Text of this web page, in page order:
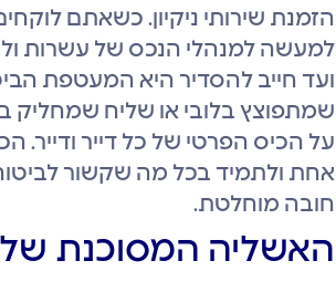
הזמנת שירותי ניקיון. כשאתם
למעשה למנהלי הנכס של עשרות
ועד חייב להסדיר היא המעטפת
שמתפוצץ בלובי או שליח שמחליק
על הכיס הפרטי של כל דייר
אחת ולתמיד בכל מה שקשור
חובה מוחלטת.
האשליה המסוכנת של